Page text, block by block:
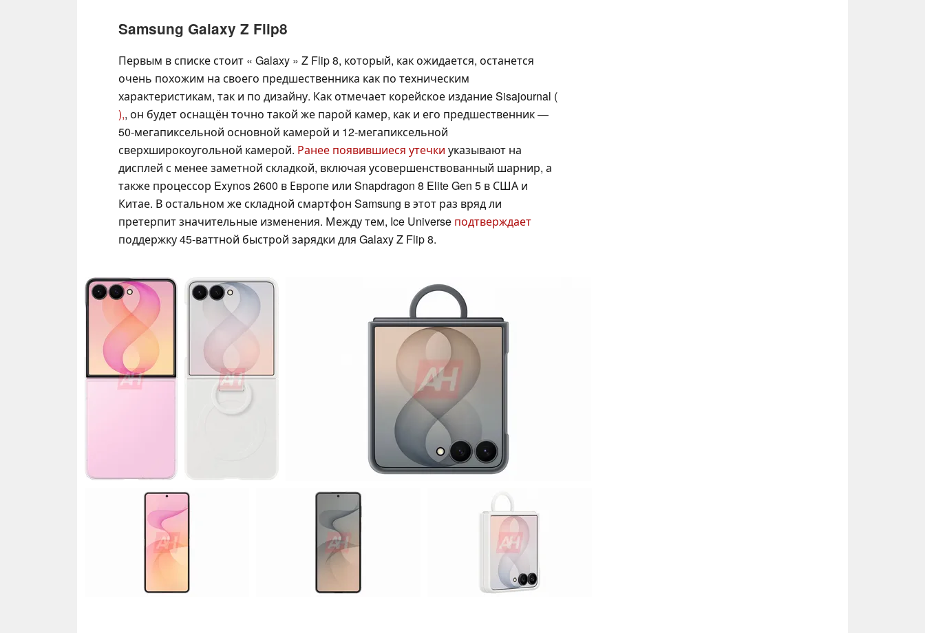
Samsung Galaxy Z Flip8
Первым в списке стоит « Galaxy » Z Flip 8, который, как ожидается, останется
очень похожим на своего предшественника как по техническим
характеристикам, так и по дизайну. Как отмечает корейское издание Sisajournal (
),, он будет оснащён точно такой же парой камер, как и его предшественник —
50-мегапиксельной основной камерой и 12-мегапиксельной
сверхширокоугольной камерой. Ранее появившиеся утечки указывают на
дисплей с менее заметной складкой, включая усовершенствованный шарнир, а
также процессор Exynos 2600 в Европе или Snapdragon 8 Elite Gen 5 в США и
Китае. В остальном же складной смартфон Samsung в этот раз вряд ли
претерпит значительные изменения. Между тем, Ice Universe подтверждает
поддержку 45-ваттной быстрой зарядки для Galaxy Z Flip 8.